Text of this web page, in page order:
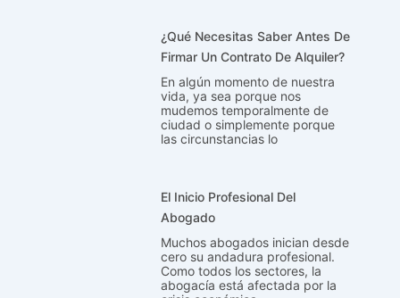
¿Qué Necesitas Saber Antes De
Firmar Un Contrato De Alquiler?
En algún momento de nuestra
vida, ya sea porque nos
mudemos temporalmente de
ciudad o simplemente porque
las circunstancias lo
El Inicio Profesional Del
Abogado
Muchos abogados inician desde
cero su andadura profesional.
Como todos los sectores, la
abogacía está afectada por la